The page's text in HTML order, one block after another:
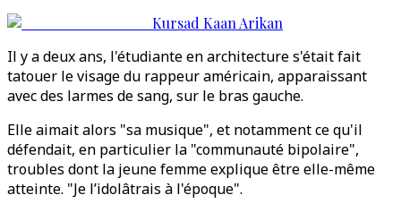
Kursad Kaan Arikan
Il y a deux ans, l'étudiante en architecture s'était fait
tatouer le visage du rappeur américain, apparaissant
avec des larmes de sang, sur le bras gauche.
Elle aimait alors "sa musique", et notamment ce qu'il
défendait, en particulier la "communauté bipolaire",
troubles dont la jeune femme explique être elle-même
atteinte. "Je l’idolâtrais à l'époque".